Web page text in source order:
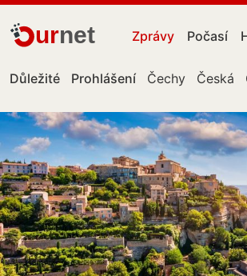
urnet Zprávy Počasí
Důležité Prohlášení Čechy Česká